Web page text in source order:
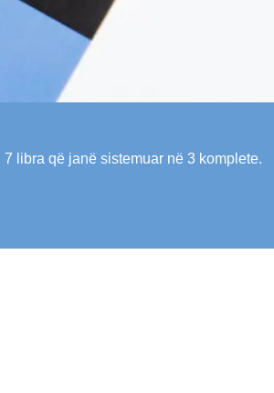
7 libra që janë sistemuar në 3 komplete.